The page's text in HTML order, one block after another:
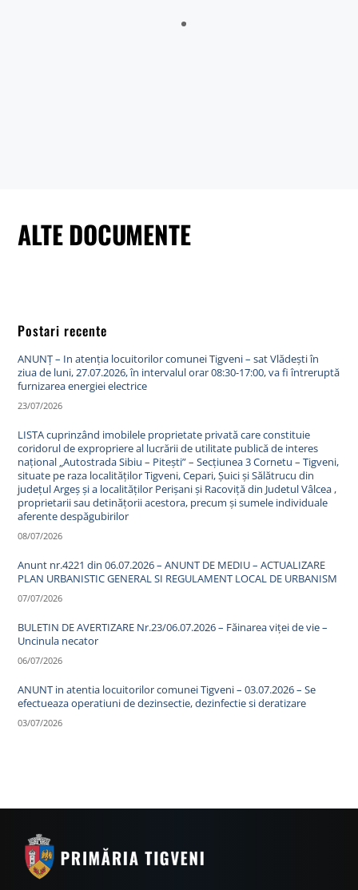
din Judetul Vâlcea , proprietarii sau detinățorii acestora, precum
ALTE DOCUMENTE
Postari recente
ANUNȚ – In atenția locuitorilor comunei Tigveni – sat Vlădești în
ziua de luni, 27.07.2026, în intervalul orar 08:30-17:00, va fi întreruptă
furnizarea energiei electrice
23/07/2026
LISTA cuprinzând imobilele proprietate privată care constituie
coridorul de expropriere al lucrării de utilitate publică de interes
național „Autostrada Sibiu – Pitești” – Secțiunea 3 Cornetu – Tigveni,
situate pe raza localităților Tigveni, Cepari, Șuici și Sălătrucu din
județul Argeș și a localităților Perișani și Racoviță din Judetul Vâlcea ,
proprietarii sau detinățorii acestora, precum și sumele individuale
aferente despăgubirilor
08/07/2026
Anunt nr.4221 din 06.07.2026 – ANUNT DE MEDIU – ACTUALIZARE
PLAN URBANISTIC GENERAL SI REGULAMENT LOCAL DE URBANISM
07/07/2026
BULETIN DE AVERTIZARE Nr.23/06.07.2026 – Făinarea viței de vie –
Uncinula necator
06/07/2026
ANUNT in atentia locuitorilor comunei Tigveni – 03.07.2026 – Se
efectueaza operatiuni de dezinsectie, dezinfectie si deratizare
03/07/2026